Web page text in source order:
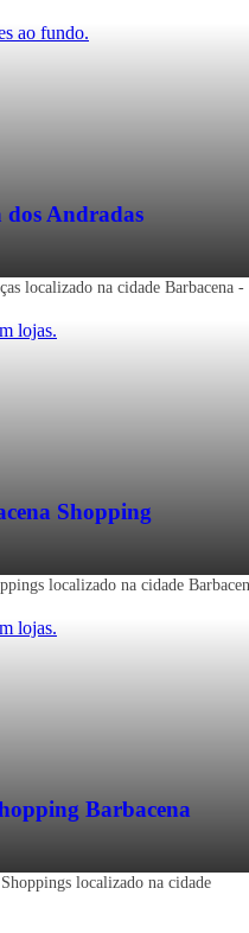
dos Andradas
localizado na cidade Barbacena -
Shopping
localizado na cidade
Barbacena
localizado na cidade